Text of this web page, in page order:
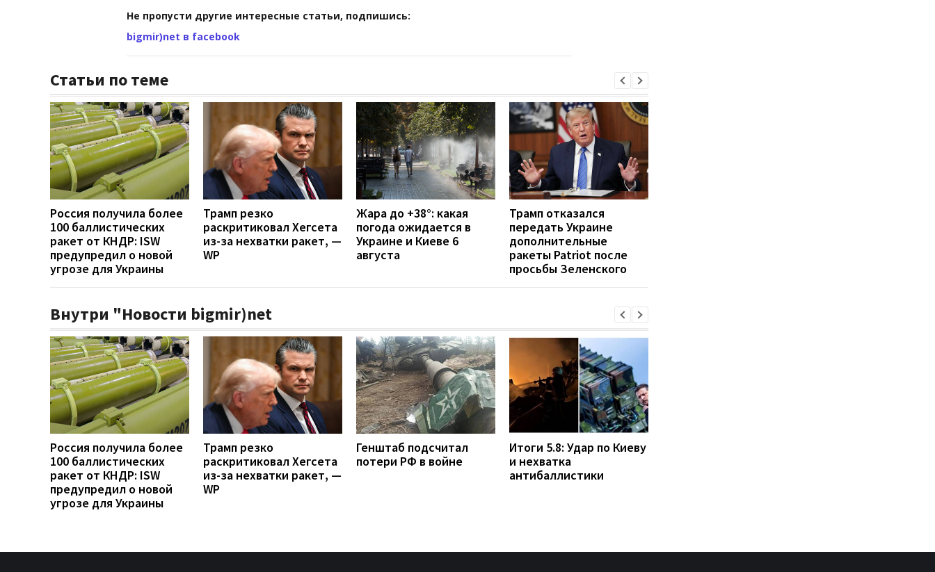
Не пропусти другие интересные статьи, подпишись:
bigmir)net в facebook
Статьи по теме
Россия получила более
100 баллистических
ракет от КНДР: ISW
предупредил о новой
угрозе для Украины
Трамп резко
раскритиковал Хегсета
из-за нехватки ракет, —
WP
Жара до +38°: какая
погода ожидается в
Украине и Киеве 6
августа
Трамп отказался
передать Украине
дополнительные
ракеты Patriot после
просьбы Зеленского
Внутри "Новости bigmir)net
Россия получила более
100 баллистических
ракет от КНДР: ISW
предупредил о новой
угрозе для Украины
Трамп резко
раскритиковал Хегсета
из-за нехватки ракет, —
WP
Генштаб подсчитал
потери РФ в войне
Итоги 5.8: Удар по Киеву
и нехватка
антибаллистики